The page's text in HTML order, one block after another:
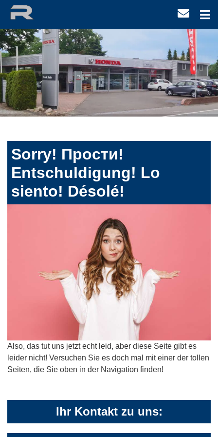
Sorry! Прости!
Entschuldigung! Lo
siento! Désolé!
Also, das tut uns jetzt echt leid, aber diese Seite gibt es
leider nicht! Versuchen Sie es doch mal mit einer der tollen
Seiten, die Sie oben in der Navigation finden!
Ihr Kontakt zu uns: